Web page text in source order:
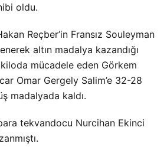
oldu.
Reçber’in Fransız Souleyman
altın madalya kazandığı
mücadele eden Görkem
Omar Gergely Salim’e 32-28
madalyada kaldı.
tekvandocu Nurcihan Ekinci